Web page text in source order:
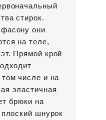
стирок.
они
на теле,
Прямой крой
числе и на
эластичная
брюки на
шнурок